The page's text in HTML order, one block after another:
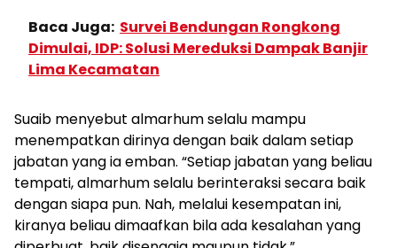
Baca Juga: Survei Bendungan Rongkong
Dimulai, IDP: Solusi Mereduksi Dampak Banjir
Lima Kecamatan
Suaib menyebut almarhum selalu mampu
menempatkan dirinya dengan baik dalam setiap
jabatan yang ia emban. “Setiap jabatan yang beliau
tempati, almarhum selalu berinteraksi secara baik
dengan siapa pun. Nah, melalui kesempatan ini,
kiranya beliau dimaafkan bila ada kesalahan yang